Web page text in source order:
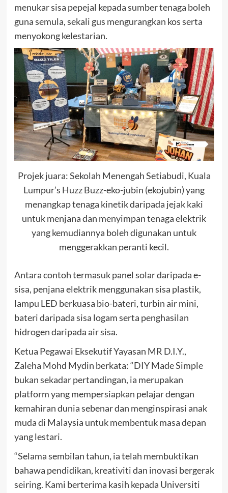
menukar sisa pepejal kepada sumber tenaga boleh
guna semula, sekali gus mengurangkan kos serta
menyokong kelestarian.
Projek juara: Sekolah Menengah Setiabudi, Kuala
Lumpur’s Huzz Buzz-eko-jubin (ekojubin) yang
menangkap tenaga kinetik daripada jejak kaki
untuk menjana dan menyimpan tenaga elektrik
yang kemudiannya boleh digunakan untuk
menggerakkan peranti kecil.
Antara contoh termasuk panel solar daripada e-
sisa, penjana elektrik menggunakan sisa plastik,
lampu LED berkuasa bio-bateri, turbin air mini,
bateri daripada sisa logam serta penghasilan
hidrogen daripada air sisa.
Ketua Pegawai Eksekutif Yayasan MR D.I.Y.,
Zaleha Mohd Mydin berkata: “DIY Made Simple
bukan sekadar pertandingan, ia merupakan
platform yang mempersiapkan pelajar dengan
kemahiran dunia sebenar dan menginspirasi anak
muda di Malaysia untuk membentuk masa depan
yang lestari.
“Selama sembilan tahun, ia telah membuktikan
bahawa pendidikan, kreativiti dan inovasi bergerak
seiring. Kami berterima kasih kepada Universiti